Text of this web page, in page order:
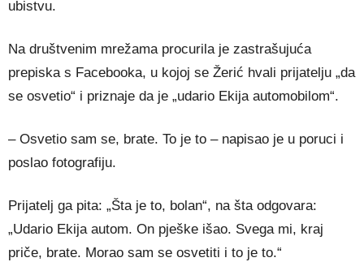
ubistvu.
Na društvenim mrežama procurila je zastrašujuća
prepiska s Facebooka, u kojoj se Žerić hvali prijatelju „da
se osvetio“ i priznaje da je „udario Ekija automobilom“.
– Osvetio sam se, brate. To je to – napisao je u poruci i
poslao fotografiju.
Prijatelj ga pita: „Šta je to, bolan“, na šta odgovara:
„Udario Ekija autom. On pješke išao. Svega mi, kraj
priče, brate. Morao sam se osvetiti i to je to.“